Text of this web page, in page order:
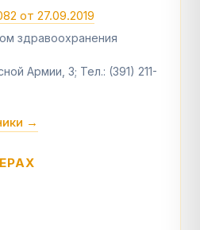
от 27.09.2019
здравоохранения
Армии, 3; Тел.: (391) 211-
→